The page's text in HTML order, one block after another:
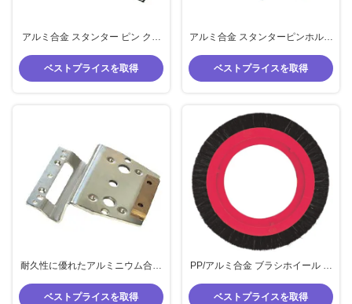
アルミ合金 スタンター ピン クリ
ナライズ可能なピンホルダーパー
ベストプライスを取得
アルミ合金 スタンターピンホルダ
Artosマシン
ベストプライスを取得
耐久性に優れたアルミニウム合金
テキスタイルセッティングマシン
ベストプライスを取得
PP/アルミ合金 ブラシホイール ナ
マシン 標準サイズ
ベストプライスを取得